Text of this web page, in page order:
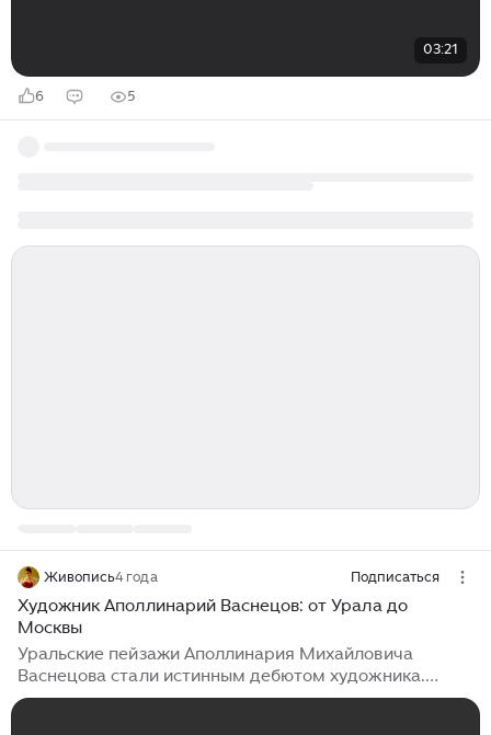
03:21
6 5
Живопись4 года Подписаться
Художник Аполлинарий Васнецов: от Урала до
Москвы
Уральские пейзажи Аполлинария Михайловича
Васнецова стали истинным дебютом художника.
Решающим шагом из тени великого брата к свету